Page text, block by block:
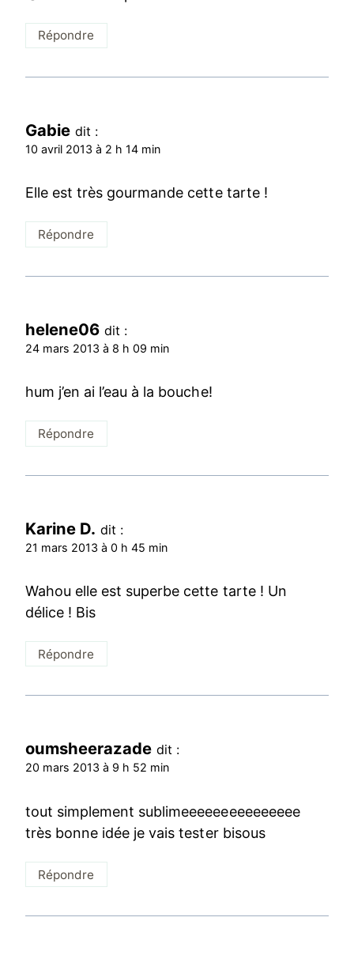
Répondre
Gabie dit :
10 avril 2013 à 2 h 14 min
Elle est très gourmande cette tarte !
Répondre
helene06 dit :
24 mars 2013 à 8 h 09 min
hum j’en ai l’eau à la bouche!
Répondre
Karine D. dit :
21 mars 2013 à 0 h 45 min
Wahou elle est superbe cette tarte ! Un
délice ! Bis
Répondre
oumsheerazade dit :
20 mars 2013 à 9 h 52 min
tout simplement sublimeeeeeeeeeeeeeee
très bonne idée je vais tester bisous
Répondre